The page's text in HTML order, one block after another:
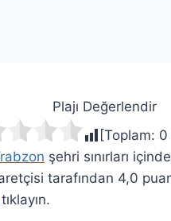
Plajı Değerlendir
[Toplam: 0
şehri sınırları
tarafından 4,0
tıklayın.